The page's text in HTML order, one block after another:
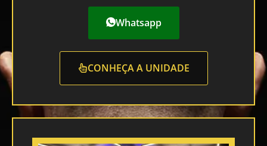
Whatsapp
CONHEÇA A UNIDADE